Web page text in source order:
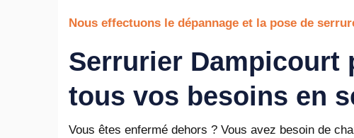
Nous effectuons le dépannage et la pose de
Serrurier Dampicourt
tous vos besoins en
Vous êtes enfermé dehors ? Vous avez besoin de